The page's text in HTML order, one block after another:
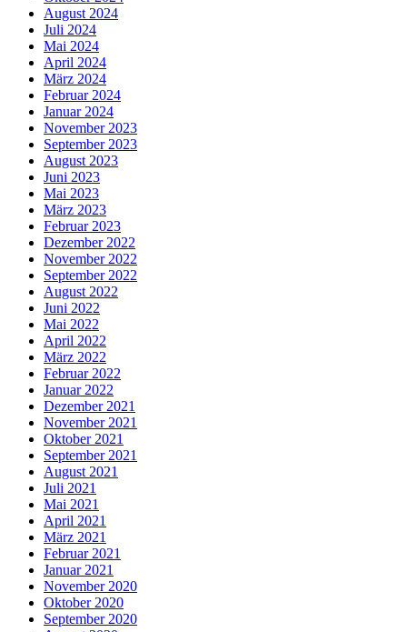
August 2024
Juli 2024
Mai 2024
April 2024
März 2024
Februar 2024
Januar 2024
November 2023
September 2023
August 2023
Juni 2023
Mai 2023
März 2023
Februar 2023
Dezember 2022
November 2022
September 2022
August 2022
Juni 2022
Mai 2022
April 2022
März 2022
Februar 2022
Januar 2022
Dezember 2021
November 2021
Oktober 2021
September 2021
August 2021
Juli 2021
Mai 2021
April 2021
März 2021
Februar 2021
Januar 2021
November 2020
Oktober 2020
September 2020